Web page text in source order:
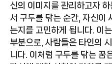
신의 이미지를 관리하고자
서 구두를 닦는 순간, 자신이
는지를 고민하게 됩니다. 이
부분으로, 사람들은 타인의
니다. 이처럼 구두를 닦는 꿈